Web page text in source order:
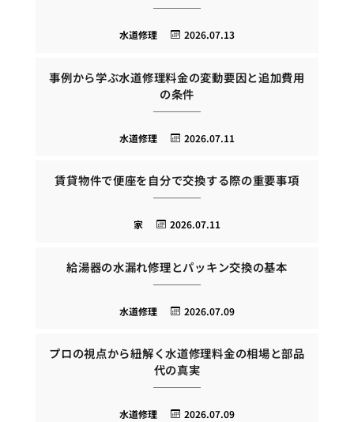
2026.07.13
水道修理
事例から学ぶ水道修理料金の変動要因と追加費用
の条件
2026.07.11
水道修理
賃貸物件で便座を自分で交換する際の重要事項
2026.07.11
家
給湯器の水漏れ修理とパッキン交換の基本
2026.07.09
水道修理
プロの視点から紐解く水道修理料金の相場と部品
代の真実
2026.07.09
水道修理